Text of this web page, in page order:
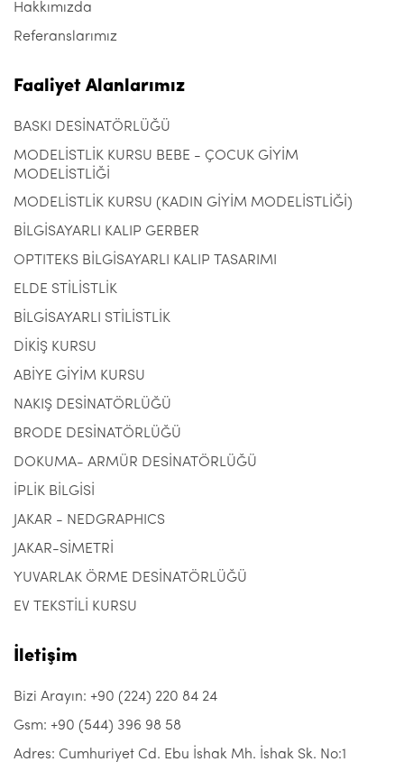
Hakkımızda
Referanslarımız
Faaliyet Alanlarımız
BASKI DESİNATÖRLÜĞÜ
MODELİSTLİK KURSU BEBE - ÇOCUK GİYİM
MODELİSTLİĞİ
MODELİSTLİK KURSU (KADIN GİYİM MODELİSTLİĞİ)
BİLGİSAYARLI KALIP GERBER
OPTITEKS BİLGİSAYARLI KALIP TASARIMI
ELDE STİLİSTLİK
BİLGİSAYARLI STİLİSTLİK
DİKİŞ KURSU
ABİYE GİYİM KURSU
NAKIŞ DESİNATÖRLÜĞÜ
BRODE DESİNATÖRLÜĞÜ
DOKUMA- ARMÜR DESİNATÖRLÜĞÜ
İPLİK BİLGİSİ
JAKAR - NEDGRAPHICS
JAKAR-SİMETRİ
YUVARLAK ÖRME DESİNATÖRLÜĞÜ
EV TEKSTİLİ KURSU
İletişim
Bizi Arayın: +90 (224) 220 84 24
Gsm: +90 (544) 396 98 58
Adres: Cumhuriyet Cd. Ebu İshak Mh. İshak Sk. No:1